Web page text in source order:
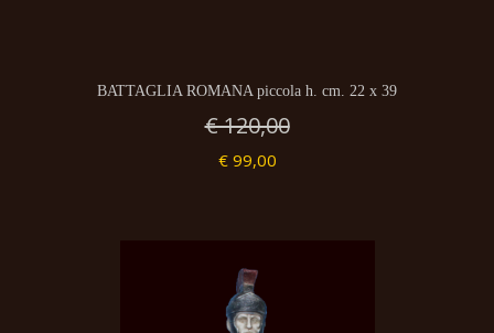
BATTAGLIA ROMANA piccola h. cm. 22 x 39
€ 120,00
€ 99,00